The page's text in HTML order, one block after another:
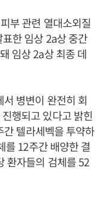
부 관련 열대소외질
한 임상 2a상 중간
임상 2a상 최종 데
병변이 완전히 회
행되고 있다고 밝힌
텔라세벡을 투약하
를 12주간 배양한 결
환자들의 검체를 52